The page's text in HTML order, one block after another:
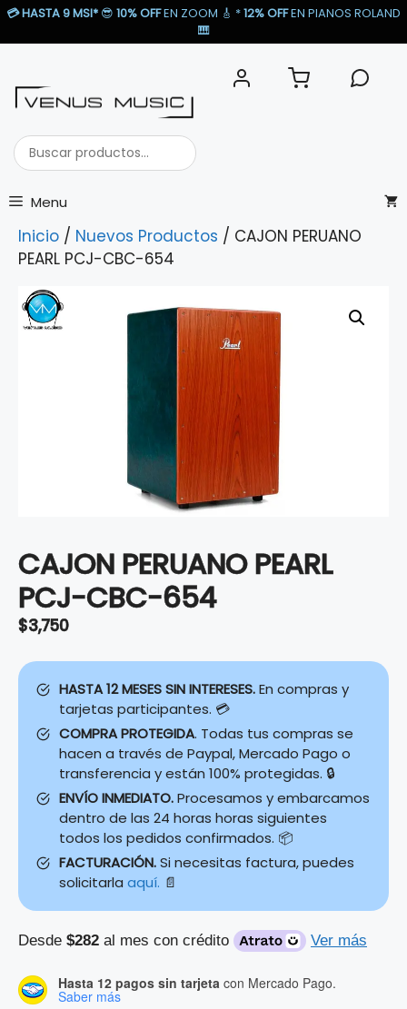
Saltar
💳HASTA 9 MSI* 😎 10% OFFEN ZOOM 🎸​ *12% OFFEN PIANOS ROLAND
🎹​
Buscar
productos...
Menu
Inicio / Nuevos Productos / CAJON PERUANO
PEARL PCJ-CBC-654
CAJON PERUANO PEARL
PCJ-CBC-654
$3,750
HASTA 12 MESES SIN INTERESES.En compras y
tarjetas participantes. 💳
COMPRA PROTEGIDA. Todas tus compras se
hacen a través de Paypal, Mercado Pago o
transferencia y están 100% protegidas. 🔒
ENVÍO INMEDIATO.Procesamos y embarcamos
dentro de las 24 horas horas siguientes
todos los pedidos confirmados. 📦
FACTURACIÓN.Si necesitas factura, puedes
solicitarla aquí. 📄
Desde $282 al mes con crédito Ver más
Hasta 12 pagos sin tarjeta con Mercado Pago.
Saber más